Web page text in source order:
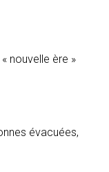
nouvelle ère »
évacuées,